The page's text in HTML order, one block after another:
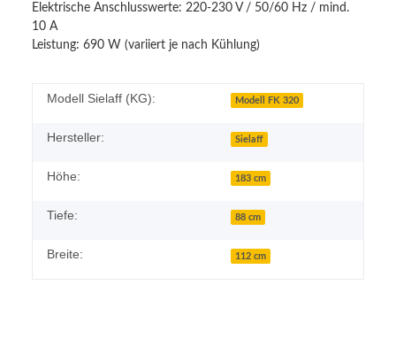
Elektrische Anschlusswerte: 220-230 V / 50/60 Hz / mind.
10 A
Leistung: 690 W (variiert je nach Kühlung)
Modell Sielaff (KG): Modell FK 320
Hersteller: Sielaff
Höhe: 183 cm
Tiefe: 88 cm
Breite: 112 cm